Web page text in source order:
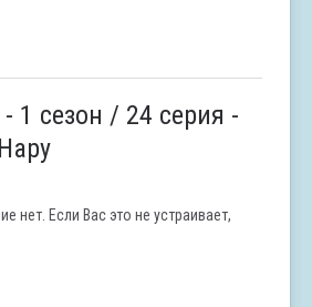
1 сезон / 24 серия -
нет. Если Вас это не устраивает,